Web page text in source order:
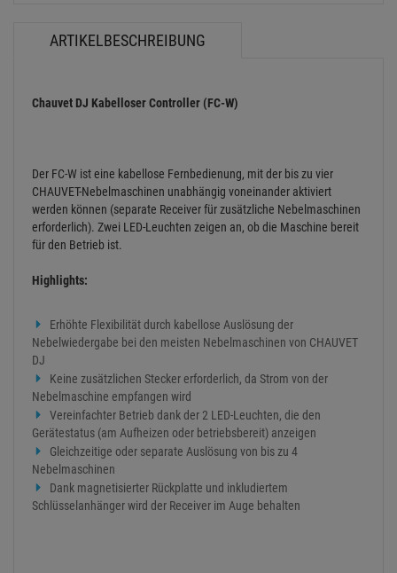
ARTIKELBESCHREIBUNG
Chauvet DJ Kabelloser Controller (FC-W)
Der FC-W ist eine kabellose Fernbedienung, mit der bis zu vier
CHAUVET-Nebelmaschinen unabhängig voneinander aktiviert
werden können (separate Receiver für zusätzliche Nebelmaschinen
erforderlich). Zwei LED-Leuchten zeigen an, ob die Maschine bereit
für den Betrieb ist.
Highlights:
Erhöhte Flexibilität durch kabellose Auslösung der
Nebelwiedergabe bei den meisten Nebelmaschinen von CHAUVET
DJ
Keine zusätzlichen Stecker erforderlich, da Strom von der
Nebelmaschine empfangen wird
Vereinfachter Betrieb dank der 2 LED-Leuchten, die den
Gerätestatus (am Aufheizen oder betriebsbereit) anzeigen
Gleichzeitige oder separate Auslösung von bis zu 4
Nebelmaschinen
Dank magnetisierter Rückplatte und inkludiertem
Schlüsselanhänger wird der Receiver im Auge behalten